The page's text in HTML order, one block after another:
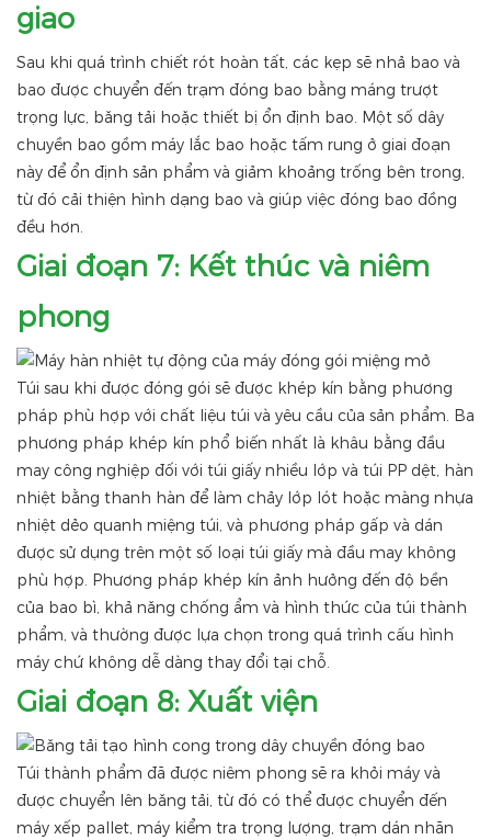
giao
Sau khi quá trình chiết rót hoàn tất, các kẹp sẽ nhả bao và
bao được chuyển đến trạm đóng bao bằng máng trượt
trọng lực, băng tải hoặc thiết bị ổn định bao. Một số dây
chuyền bao gồm máy lắc bao hoặc tấm rung ở giai đoạn
này để ổn định sản phẩm và giảm khoảng trống bên trong,
từ đó cải thiện hình dạng bao và giúp việc đóng bao đồng
đều hơn.
Giai đoạn 7: Kết thúc và niêm
phong
Túi sau khi được đóng gói sẽ được khép kín bằng phương
pháp phù hợp với chất liệu túi và yêu cầu của sản phẩm. Ba
phương pháp khép kín phổ biến nhất là khâu bằng đầu
may công nghiệp đối với túi giấy nhiều lớp và túi PP dệt, hàn
nhiệt bằng thanh hàn để làm chảy lớp lót hoặc màng nhựa
nhiệt dẻo quanh miệng túi, và phương pháp gấp và dán
được sử dụng trên một số loại túi giấy mà đầu may không
phù hợp. Phương pháp khép kín ảnh hưởng đến độ bền
của bao bì, khả năng chống ẩm và hình thức của túi thành
phẩm, và thường được lựa chọn trong quá trình cấu hình
máy chứ không dễ dàng thay đổi tại chỗ.
Giai đoạn 8: Xuất viện
Túi thành phẩm đã được niêm phong sẽ ra khỏi máy và
được chuyển lên băng tải, từ đó có thể được chuyển đến
máy xếp pallet, máy kiểm tra trọng lượng, trạm dán nhãn